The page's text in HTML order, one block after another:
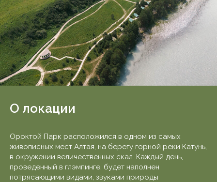
О локации
Ороктой Парк расположился в одном из самых
живописных мест Алтая, на берегу горной реки Катунь,
в окружении величественных скал. Каждый день,
проведенный в глэмпинге, будет наполнен
потрясающими видами, звуками природы